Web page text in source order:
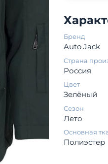
Бренд
Auto Jack
Страна
Россия
Цвет
Зелёный
Сезон
Лето
Основная
Полиэстер